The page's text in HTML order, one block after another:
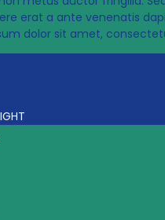
erat a ante venenatis
dolor sit amet,